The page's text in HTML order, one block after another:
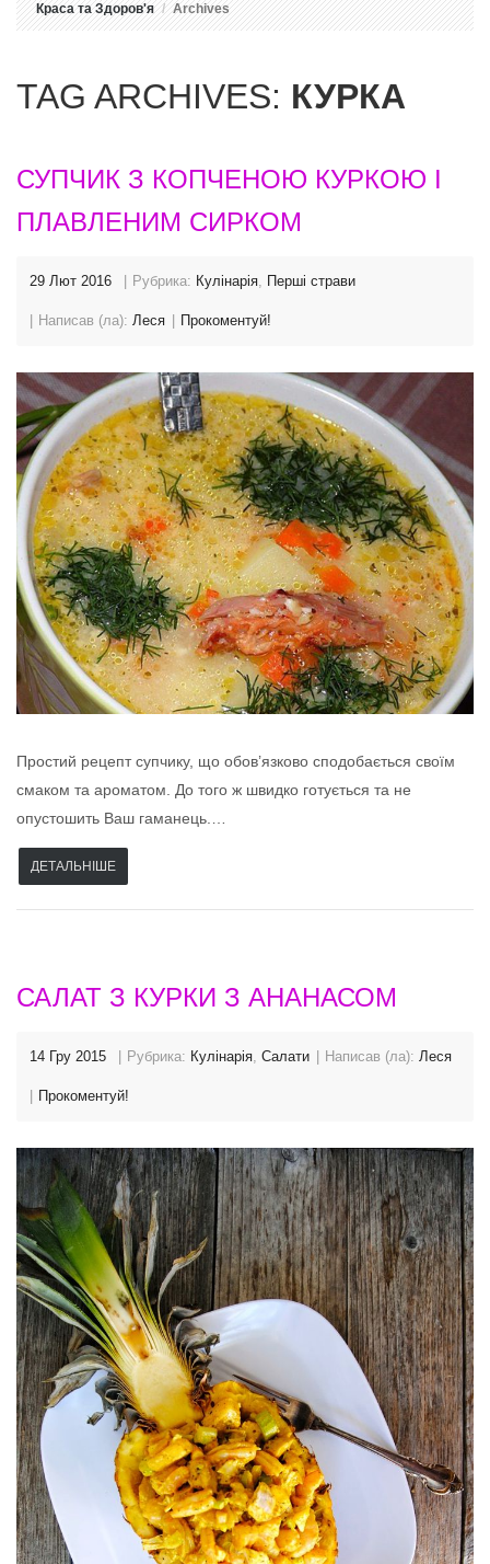
Краса та Здоров'я Archives
TAG ARCHIVES: КУРКА
СУПЧИК З КОПЧЕНОЮ КУРКОЮ І
ПЛАВЛЕНИМ СИРКОМ
29 Лют 2016 Рубрика: Кулінарія, Перші страви
Написав (ла): Леся Прокоментуй!
Простий рецепт супчику, що обов’язково сподобається своїм
смаком та ароматом. До того ж швидко готується та не
опустошить Ваш гаманець.…
ДЕТАЛЬНІШЕ
САЛАТ З КУРКИ З АНАНАСОМ
14 Гру 2015 Рубрика: Кулінарія Салати Написав (ла): Леся
Прокоментуй!